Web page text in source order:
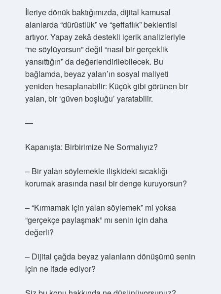
İleriye dönük baktığımızda, dijital kamusal
alanlarda “dürüstlük” ve “şeffaflık” beklentisi
artıyor. Yapay zekâ destekli içerik analizleriyle
“ne söylüyorsun” değil “nasıl bir gerçeklik
yansıttığın” da değerlendirilebilecek. Bu
bağlamda, beyaz yalan’ın sosyal maliyeti
yeniden hesaplanabilir: Küçük gibi görünen bir
yalan, bir ‘güven boşluğu’ yaratabilir.
—
Kapanışta: Birbirimize Ne Sormalıyız?
– Bir yalan söylemekle ilişkideki sıcaklığı
korumak arasında nasıl bir denge kuruyorsun?
– “Kırmamak için yalan söylemek” mi yoksa
“gerçekçe paylaşmak” mı senin için daha
değerli?
– Dijital çağda beyaz yalanların dönüşümü senin
için ne ifade ediyor?